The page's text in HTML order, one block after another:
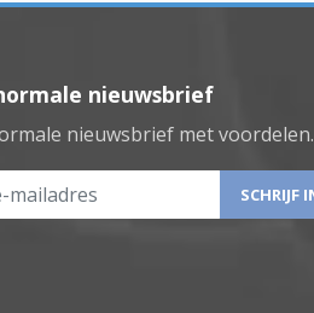
nieuwsbrief
nieuwsbrief met voordelen.